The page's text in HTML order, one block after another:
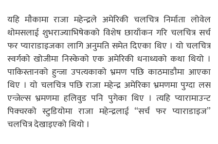
यहि माैकामा राजा महेन्द्रले अमेरिकी चलचित्र निर्माता लोवेल
थोमसलाई शुभराज्याभिषेकको विशेष छायाँकन गरि चलचित्र सर्च
फर प्याराडाइजका लागि अनुमति समेत दिएका थिए । यो चलचित्र
स्वर्गको खोजीमा निस्केको एक अमेरिकी धनाध्यको कथा थियो ।
पाकिस्तानको हुन्जा उपत्यकाको भ्रमण पछि काठमाडाैमा आएका
थिए । यो चलचित्र पछि राजा महेन्द्र अमेरिका भ्रमणमा पुग्दा लस
एन्जेल्स भ्रमणमा हलिवुड पनि पुगेका थिए । त्यहि प्यारामाउन्ट
पिक्चरको स्टुडियोमा राजा महेन्द्रलाई “सर्च फर प्याराडाइज”
चलचित्र देखाइएको थियो ।